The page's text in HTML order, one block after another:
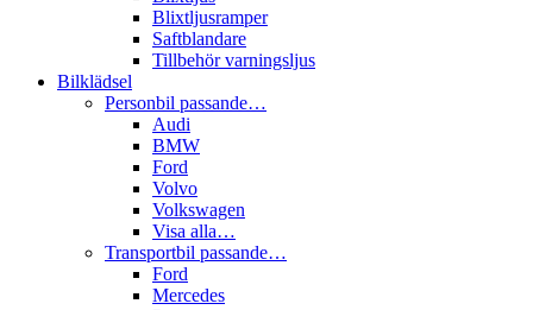
Blixtljusramper
Saftblandare
Tillbehör varningsljus
Bilklädsel
Personbil passande…
Audi
BMW
Ford
Volvo
Volkswagen
Visa alla…
Transportbil passande…
Ford
Mercedes